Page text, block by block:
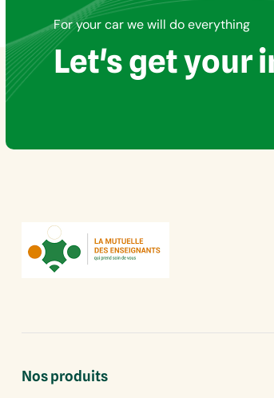
For your car we will do everything
Let's get your
Nos produits